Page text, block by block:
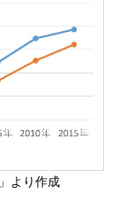
」より作成